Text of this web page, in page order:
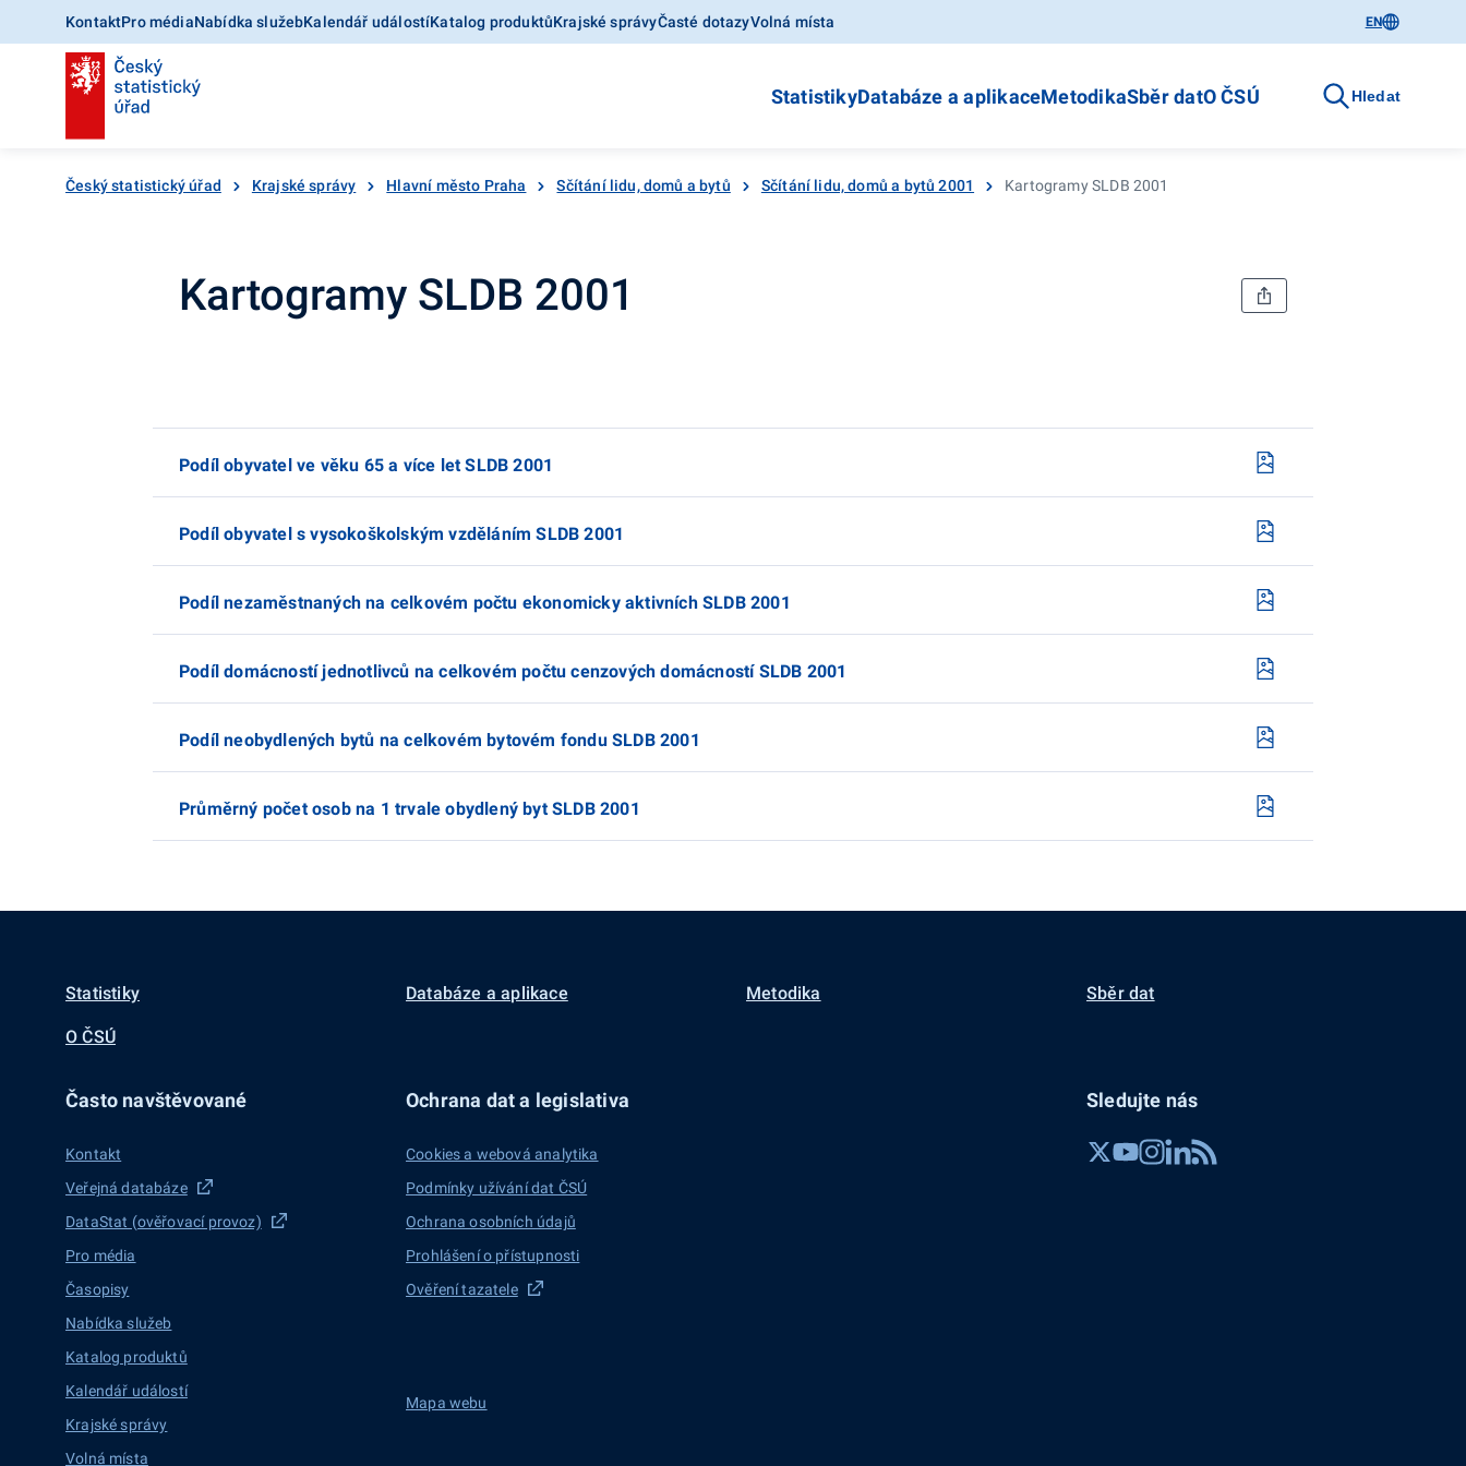
KontaktPro médiaNabídka služebKalendář událostíKatalog produktůKrajské správyČasté dotazyVolná místa EN
StatistikyDatabáze a aplikaceMetodikaSběr datO ČSÚ Hledat
Český statistický úřad Krajské správy Hlavní město Praha Sčítání lidu, domů a bytů Sčítání lidu, domů a bytů 2001 Kartogramy SLDB 2001
Kartogramy SLDB 2001
Podíl obyvatel ve věku 65 a více let SLDB 2001
Podíl obyvatel s vysokoškolským vzděláním SLDB 2001
Podíl nezaměstnaných na celkovém počtu ekonomicky aktivních SLDB 2001
Podíl domácností jednotlivců na celkovém počtu cenzových domácností SLDB 2001
Podíl neobydlených bytů na celkovém bytovém fondu SLDB 2001
Průměrný počet osob na 1 trvale obydlený byt SLDB 2001
Statistiky Databáze a aplikace Metodika Sběr dat
O ČSÚ
Často navštěvované
Kontakt
Veřejná databáze
DataStat (ověřovací provoz)
Pro média
Časopisy
Nabídka služeb
Katalog produktů
Kalendář událostí
Krajské správy
Volná místa
Ochrana dat a legislativa
Cookies a webová analytika
Podmínky užívání dat ČSÚ
Ochrana osobních údajů
Prohlášení o přístupnosti
Ověření tazatele
Mapa webu
Sledujte nás